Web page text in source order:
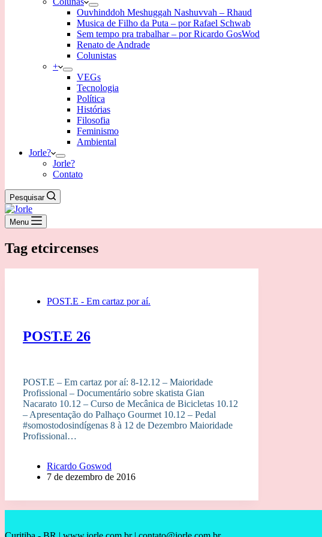
Ouvhinddoh Meshuggah Nashuvvah – Rhaud
Musica de Filho da Puta – por Rafael Schwab
Sem tempo pra trabalhar – por Ricardo GosWod
Renato de Andrade
Colunistas
+
VEGs
Tecnologia
Política
Histórias
Filosofia
Feminismo
Ambiental
Jorle?
Jorle?
Contato
Pesquisar
Menu
Tag etcircenses
POST.E - Em cartaz por aí.
POST.E 26
POST.E – Em cartaz por aí: 8-12.12 – Maioridade
Profissional – Documentário sobre skatista Gian
Nacarato 10.12 – Curso de Mecânica de Bicicletas 10.12
– Apresentação do Palhaço Gourmet 10.12 – Pedal
#somostodosindígenas 8 à 12 de Dezembro Maioridade
Profissional…
Ricardo Goswod
7 de dezembro de 2016